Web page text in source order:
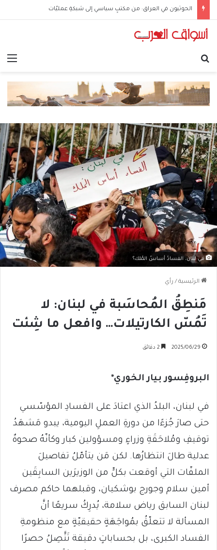
الحوثيون في العراق: من مكتبٍ سياسي إلى شبكةِ عمليّات
في لبنان، الفسادُ أساسُ المُلك؟
الرئيسية / رأي
مَنطِقُ المُحاسَبة في لبنان: لا
تَمُسّ الكارتيلات… وافعل ما شِئت
2025/06/29
البروفِسور بيار الخوري*
في لبنان، البلدُ الذي اعتادَ على الفسادِ المؤسّسي
حتى صارَ جُزءًا من دورةِ العملِ اليومية، يبدو مَشهَدُ
توقيفِ ومُلاحَقَةِ وزراءٍ ومسؤولين كبار وكأنّهُ صحوةٌ
عدلية طالَ انتظارُها. لكن مَن يتأمّلُ تفاصيلَ
الملفّات التي أوقعت بكلٍّ من الوزيرَين السابِقَين
أمين سلام وجورج بوشكيان، وقبلهما حاكم مصرف
لبنان السابق رياض سلامة، يُدرِكُ سريعًا أنَّ
المسألة لا تتعلّقُ بمُواجَهَةٍ حقيقيّةٍ مع منظومةِ
الفساد الكبرى، بل بحساباتٍ دقيقة تَتَّصِلُ حصرًا